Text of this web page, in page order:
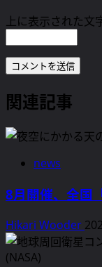
上に表示された文
関連記事
news
8月開催、全国
Hikari Wooder